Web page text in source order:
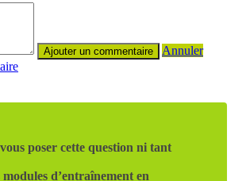
Annuler
poser cette question ni tant
modules d’entraînement en